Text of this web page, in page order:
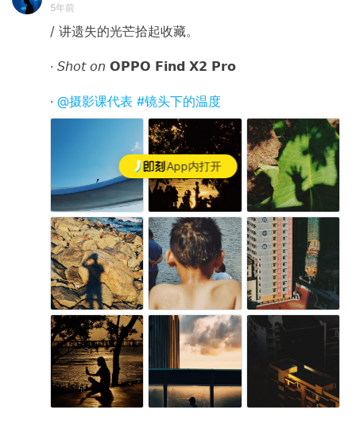
App内打开
5年前
/ 讲遗失的光芒拾起收藏。
· 𝘚𝘩𝘰𝘵 𝘰𝘯 𝗢𝗣𝗣𝗢 𝗙𝗶𝗻𝗱 𝗫𝟮 𝗣𝗿𝗼
· @摄影课代表 #镜头下的温度